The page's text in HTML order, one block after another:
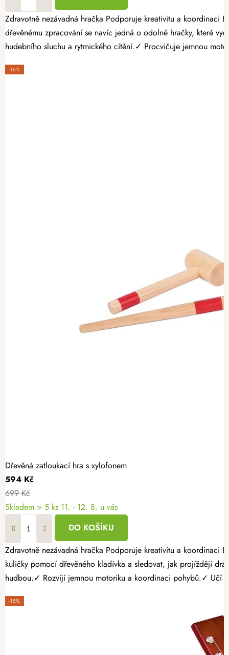
Zdravotně nezávadná hračka Podporuje kreativitu a koordinaci Bez ostrých hran a třísek Dřevěné hudební nástroje přinášejí dětem radost z objevování zvuků, rytmu i prvních melodií. Díky kvalitnímu
dřevěnému zpracování se navíc jedná o odolné hračky, které vydrží dlouhá léta a
hudebního sluchu a rytmického cítění.✓ Procvičuje jemnou
-15%
Dřevěná zatloukací hra s xylofonem
594 Kč
699 Kč
Skladem > 5 ks 11. - 12. 8. u vás
DO KOŠÍKU
Zdravotně nezávadná hračka Podporuje kreativitu a koordinaci Bez ostrých hran a třísek Dřevěná zatloukací hra s xylofonem spojuje dvě oblíbené dětské aktivity v jedné hračce. Děti mohou zatloukat barevné
kuličky pomocí dřevěného kladívka a sledovat, jak projíždějí dráhou a dopadají na jednotlivé tóny xylofonu. Proč vybrat
hudbou.✓ Rozvíjí jemnou motoriku a koordinaci pohybů.✓ Učí
-15%